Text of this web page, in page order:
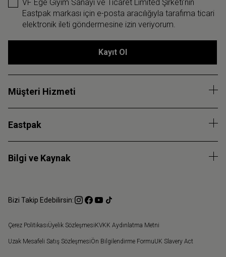
VF Ege Giyim Sanayi ve Ticaret Limited Şirketi’nin
Eastpak markası için e-posta aracılığıyla tarafıma ticari
elektronik ileti göndermesine izin veriyorum.
Kayıt Ol
Müşteri Hizmeti
Eastpak
Bilgi ve Kaynak
Bizi Takip Edebilirsin:
Çerez PolitikasıÜyelik SözleşmesiKVKK Aydınlatma Metni
Uzak Mesafeli Satış SözleşmesiÖn Bilgilendirme FormuUK Slavery Act